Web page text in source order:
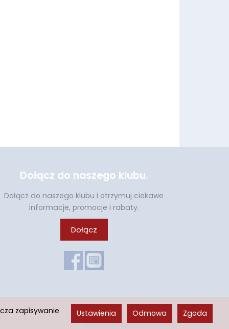
Dołącz do naszego klubu.
Dołącz do naszego klubu i otrzymuj ciekawe
informacje, promocje i rabaty.
Dołącz
Sklep internetowy SOTESHOP AI
zapisywanie
Ustawienia Odmowa Zgoda